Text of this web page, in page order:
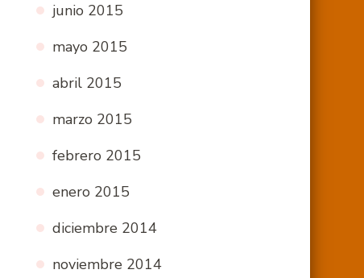
junio 2015
mayo 2015
abril 2015
marzo 2015
febrero 2015
enero 2015
diciembre 2014
noviembre 2014